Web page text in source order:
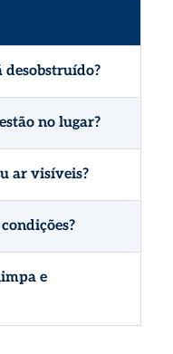
desobstruído?
no lugar?
ar visíveis?
condições?
e